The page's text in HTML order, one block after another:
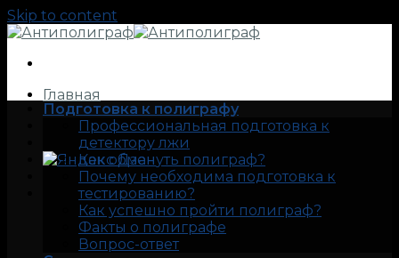
Skip to content
Главная
Подготовка к полиграфу
Профессиональная подготовка к
детектору лжи
Как обмануть полиграф?
Почему необходима подготовка к
тестированию?
Как успешно пройти полиграф?
Факты о полиграфе
Вопрос-ответ